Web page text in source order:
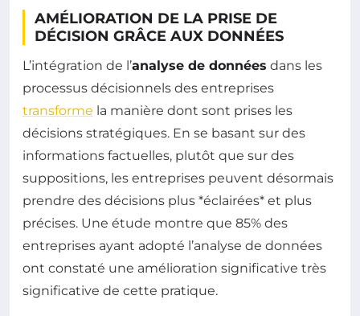
AMÉLIORATION DE LA PRISE DE
DÉCISION GRÂCE AUX DONNÉES
L’intégration de l’analyse de données dans les
processus décisionnels des entreprises
transforme la manière dont sont prises les
décisions stratégiques. En se basant sur des
informations factuelles, plutôt que sur des
suppositions, les entreprises peuvent désormais
prendre des décisions plus *éclairées* et plus
précises. Une étude montre que 85% des
entreprises ayant adopté l’analyse de données
ont constaté une amélioration significative très
significative de cette pratique.